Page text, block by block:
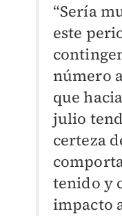
“Sería
este
número
que
julio
certeza
tenido y
impacto